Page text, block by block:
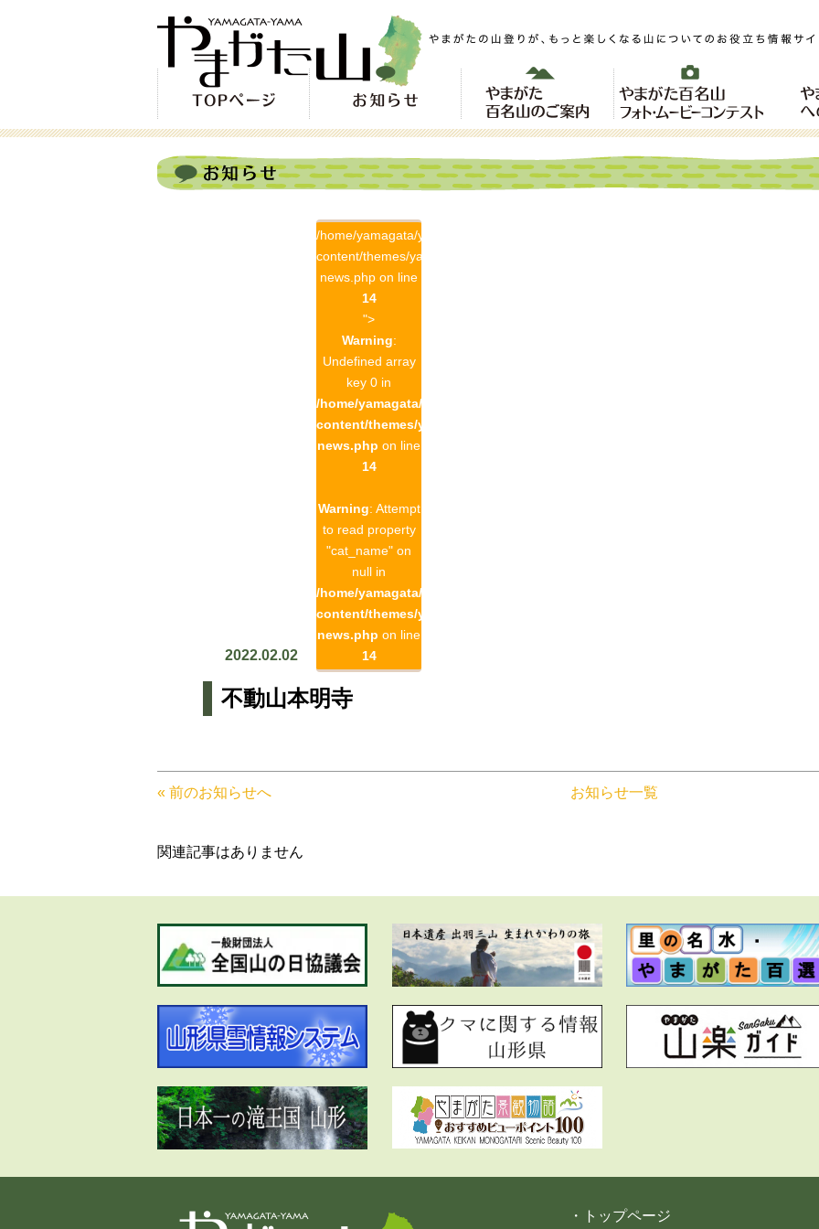
2022.02.02
/home/yamagata/yamagatayama.com/public_html/wp-
content/themes/yamagatayama/single-
news.php on line
14
">
Warning:
Undefined array
key 0 in
/home/yamagata/yamagatayama.com/public_html/wp-
content/themes/yamagatayama/single-
news.php on line
14
Warning: Attempt
to read property
"cat_name" on
null in
/home/yamagata/yamagatayama.com/public_html/wp-
content/themes/yamagatayama/single-
news.php on line
14
不動山本明寺
« 前のお知らせへ お知らせ一覧
関連記事はありません
・トップページ